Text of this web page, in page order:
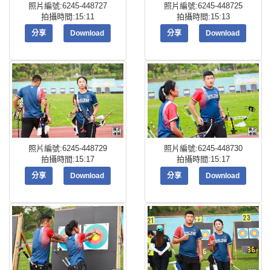
照片編號:6245-448727
拍攝時間:15:11
分享 Download
照片編號:6245-448725
拍攝時間:15:13
分享 Download
照片編號:6245-448729
拍攝時間:15:17
分享 Download
照片編號:6245-448730
拍攝時間:15:17
分享 Download